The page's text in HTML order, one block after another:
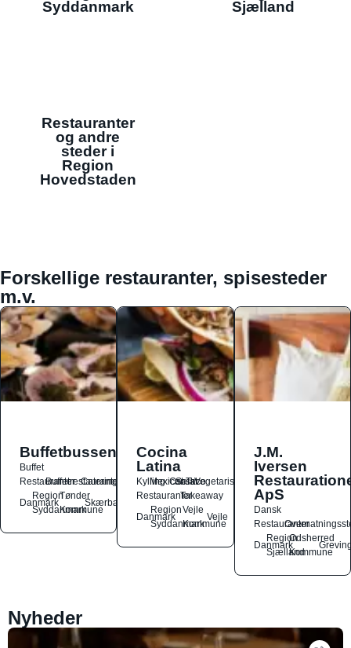
Syddanmark
Sjælland
Restauranter
og andre
steder i
Region
Hovedstaden
Forskellige restauranter, spisesteder
m.v.
Buffetbussen
Buffet
Restauranter
Buffetrestauranter
Catering
Danmark
Region
Syddanmark
Tønder
Kommune
Skærbæk
Cocina
Latina
Kylling
Mexicansk
OstSalat
TacoVegetarisk
RestauranterTakeaway
Danmark
Region
Syddanmark
Vejle
Kommune
Vejle
J.M.
Iversen
ApS
Dansk
Restauranter
Danmark
Region
Sjælland
Odsherred
Kommune
Nyheder